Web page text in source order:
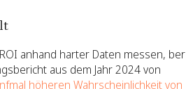
anhand harter Daten messen,
aus dem Jahr 2024 von
höheren Wahrscheinlichkeit